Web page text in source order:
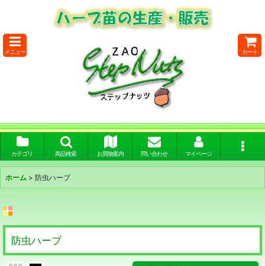
メニュー カート
カテゴリ 商品検索 お買物案内 問い合わせ マイページ
ホーム > 防虫ハーブ
防虫ハーブ